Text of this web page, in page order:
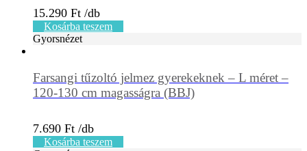
15.290 Ft
Kosárba teszem
Gyorsnézet
Farsangi tűzoltó jelmez gyerekeknek – L méret –
120-130 cm magasságra (BBJ)
7.690 Ft
Kosárba teszem